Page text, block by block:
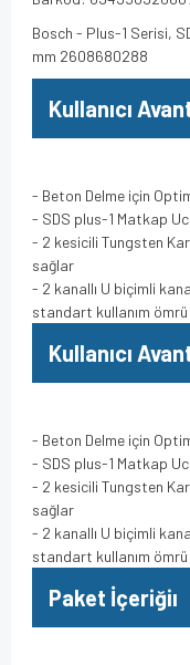
Bosch - Plus-1 Serisi,
mm 2608680288
Kullanıcı
- Beton Delme için
- SDS plus-1 Matkap
- 2 kesicili Tungsten
sağlar
- 2 kanallı U biçimli
standart kullanım
Kullanıcı
- Beton Delme için
- SDS plus-1 Matkap
- 2 kesicili Tungsten
sağlar
- 2 kanallı U biçimli
standart kullanım
Paket İçeriğiı